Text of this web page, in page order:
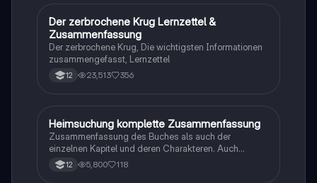
Fach Deutsch und bietet Einblicke in politische
Kommunikation und Rhetorik.
Deutsch
Der zerbrochene Krug Lernzettel &
Zusammenfassung
Der zerbrochene Krug, Die wichtigsten Informationen
zusammengefasst, Lernzettel
12 23,513 356
Deutsch
Heimsuchung komplette Zusammenfassung
Zusammenfassung des Buches als auch der
einzelnen Kapitel und deren Charakteren. Auch
tabellarisch. Im Unterricht ohne KI erstellt
12 5,800 118